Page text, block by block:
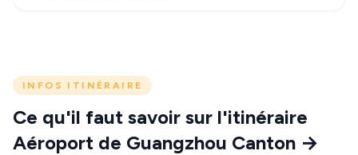
INFOS ITINÉRAIRE
Ce qu'il faut savoir sur l'itinéraire
Aéroport de Guangzhou Canton →